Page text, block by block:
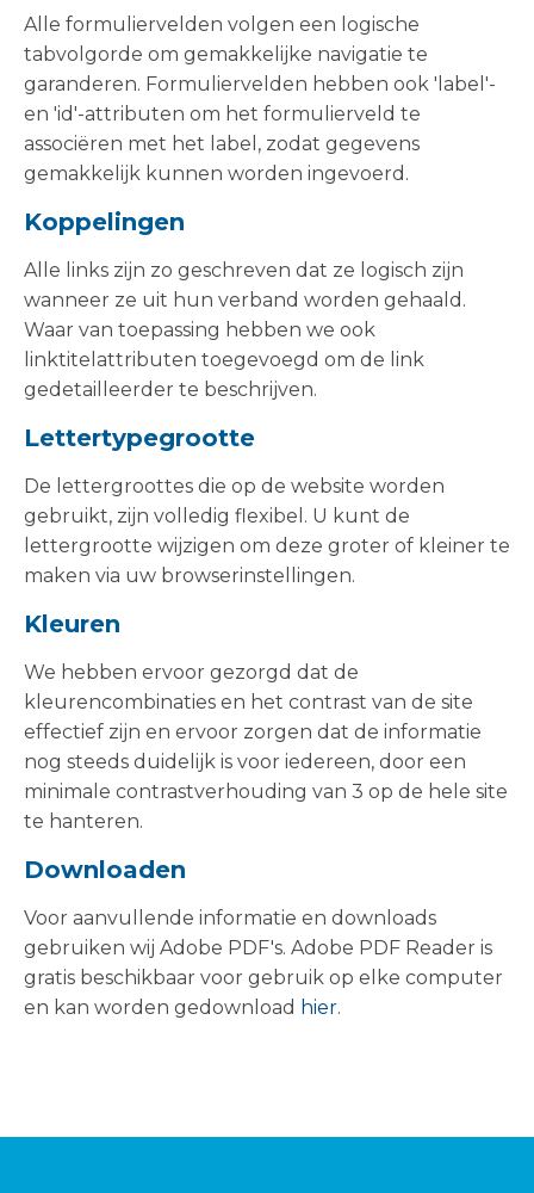
Alle formuliervelden volgen een logische
tabvolgorde om gemakkelijke navigatie te
garanderen. Formuliervelden hebben ook 'label'-
en 'id'-attributen om het formulierveld te
associëren met het label, zodat gegevens
gemakkelijk kunnen worden ingevoerd.
Koppelingen
Alle links zijn zo geschreven dat ze logisch zijn
wanneer ze uit hun verband worden gehaald.
Waar van toepassing hebben we ook
linktitelattributen toegevoegd om de link
gedetailleerder te beschrijven.
Lettertypegrootte
De lettergroottes die op de website worden
gebruikt, zijn volledig flexibel. U kunt de
lettergrootte wijzigen om deze groter of kleiner te
maken via uw browserinstellingen.
Kleuren
We hebben ervoor gezorgd dat de
kleurencombinaties en het contrast van de site
effectief zijn en ervoor zorgen dat de informatie
nog steeds duidelijk is voor iedereen, door een
minimale contrastverhouding van 3 op de hele site
te hanteren.
Downloaden
Voor aanvullende informatie en downloads
gebruiken wij Adobe PDF's. Adobe PDF Reader is
gratis beschikbaar voor gebruik op elke computer
en kan worden gedownload hier.